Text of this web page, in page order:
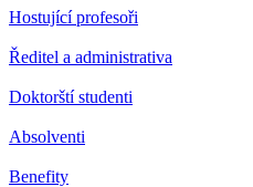
Hostující profesoři
Ředitel a administrativa
Doktorští studenti
Absolventi
Benefity